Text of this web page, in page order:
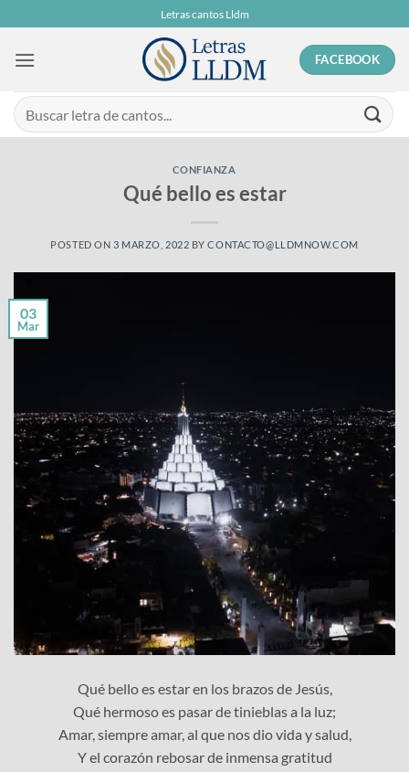
to
content
Letras cantos Lldm
FACEBOOK
CONFIANZA
Qué bello es estar
POSTED ON 3 MARZO, 2022 BYCONTACTO@LLDMNOW.COM
03
Mar
Qué bello es estar en los brazos de Jesús,
Qué hermoso es pasar de tinieblas a la luz;
Amar, siempre amar, al que nos dio vida y salud,
Y el corazón rebosar de inmensa gratitud